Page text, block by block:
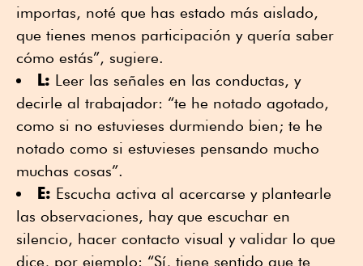
importas, noté que has estado más aislado,
que tienes menos participación y quería saber
cómo estás”, sugiere.
L: Leer las señales en las conductas, y
decirle al trabajador: “te he notado agotado,
como si no estuvieses durmiendo bien; te he
notado como si estuvieses pensando mucho
muchas cosas”.
E: Escucha activa al acercarse y plantearle
las observaciones, hay que escuchar en
silencio, hacer contacto visual y validar lo que
dice, por ejemplo: “Sí, tiene sentido que te